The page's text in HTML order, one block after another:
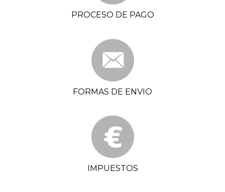
PROCESO DE PAGO
FORMAS DE ENVIO
IMPUESTOS